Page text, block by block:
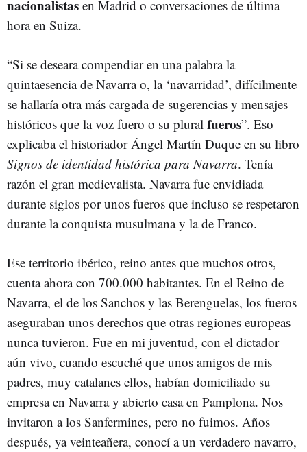
nacionalistas en Madrid o conversaciones de última
hora en Suiza.
“Si se deseara compendiar en una palabra la
quintaesencia de Navarra o, la ‘navarridad’, difícilmente
se hallaría otra más cargada de sugerencias y mensajes
históricos que la voz fuero o su plural fueros”. Eso
explicaba el historiador Ángel Martín Duque en su libro
Signos de identidad histórica para Navarra. Tenía
razón el gran medievalista. Navarra fue envidiada
durante siglos por unos fueros que incluso se respetaron
durante la conquista musulmana y la de Franco.
Ese territorio ibérico, reino antes que muchos otros,
cuenta ahora con 700.000 habitantes. En el Reino de
Navarra, el de los Sanchos y las Berenguelas, los fueros
aseguraban unos derechos que otras regiones europeas
nunca tuvieron. Fue en mi juventud, con el dictador
aún vivo, cuando escuché que unos amigos de mis
padres, muy catalanes ellos, habían domiciliado su
empresa en Navarra y abierto casa en Pamplona. Nos
invitaron a los Sanfermines, pero no fuimos. Años
después, ya veinteañera, conocí a un verdadero navarro,